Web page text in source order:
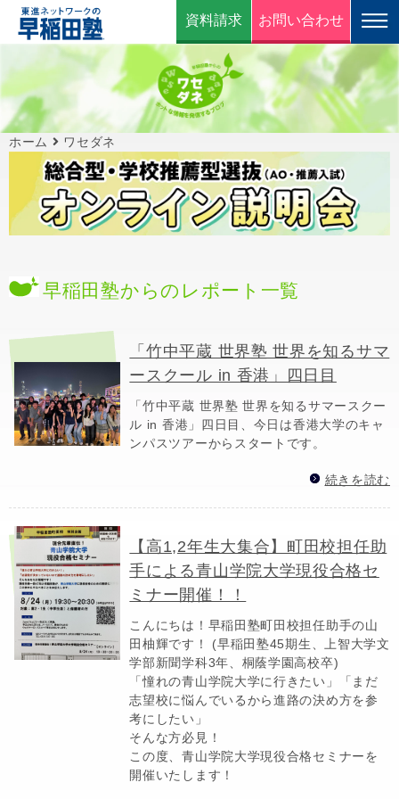
資料請求 お問い合わせ
ホーム ワセダネ
早稲田塾からのレポート一覧
「竹中平蔵 世界塾 世界を知るサマ
ースクール in 香港」四日目
「竹中平蔵 世界塾 世界を知るサマースクー
ル in 香港」四日目、今日は香港大学のキャ
ンパスツアーからスタートです。
続きを読む
【高1,2年生大集合】町田校担任助
手による青山学院大学現役合格セ
ミナー開催！！
こんにちは！早稲田塾町田校担任助手の山
田柚輝です！ (早稲田塾45期生、上智大学文
学部新聞学科3年、桐蔭学園高校卒)
「憧れの青山学院大学に行きたい」「まだ
志望校に悩んでいるから進路の決め方を参
考にしたい」
そんな方必見！
この度、青山学院大学現役合格セミナーを
開催いたします！